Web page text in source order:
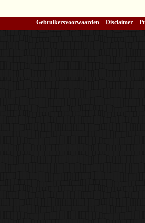
Gebruikersvoorwaarden - Disclaimer -